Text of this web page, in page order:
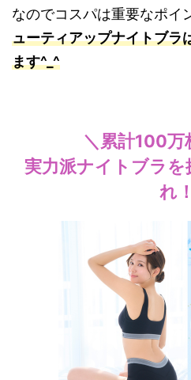
なのでコスパは重要なポイ
ューティアップナイトブラ
ます^_^
＼累計100万
実力派ナイトブラ
れ！